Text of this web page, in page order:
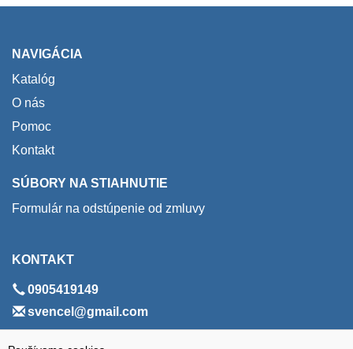
NAVIGÁCIA
Katalóg
O nás
Pomoc
Kontakt
SÚBORY NA STIAHNUTIE
Formulár na odstúpenie od zmluvy
KONTAKT
0905419149
svencel@gmail.com